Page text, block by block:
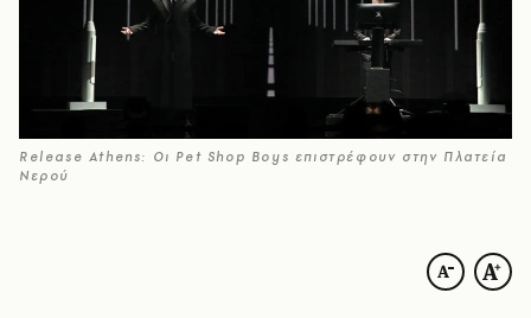
Release Athens: Οι Pet Shop Boys επιστρέφουν στην Πλατεία
Νερού